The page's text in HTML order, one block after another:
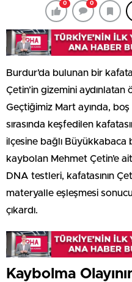
0 0
Burdur’da bulunan bir
Çetin’in gizemini
Geçtiğimiz Mart ayında, boş
sırasında keşfedilen
ilçesine bağlı Büyükkabaca
kaybolan Mehmet Çetin’e
DNA testleri, kafatasının
materyalle eşleşmesi
çıkardı.
Kaybolma